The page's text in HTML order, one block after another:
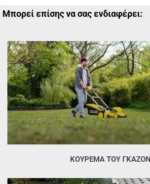
Μπορεί επίσης να σας ενδιαφέρει:
ΚΟΎΡΕΜΑ ΤΟΥ ΓΚΑΖΌΝ